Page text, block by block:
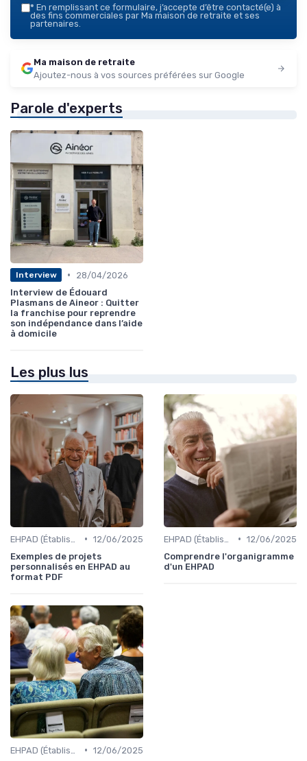
* En remplissant ce formulaire, j’accepte d’être contacté(e) à
des fins commerciales par Ma maison de retraite et ses
partenaires.
Ma maison de retraite
Ajoutez-nous à vos sources préférées sur Google
Parole d'experts
Interview •
28/04/2026
Interview de Édouard
Plasmans de Aineor : Quitter
la franchise pour reprendre
son indépendance dans l’aide
à domicile
Les plus lus
• 12/06/2025
Exemples de projets
personnalisés en EHPAD au
format PDF
• 12/06/2025
Comprendre l'organigramme
d'un EHPAD
• 12/06/2025